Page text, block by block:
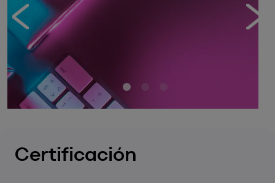
Certificación